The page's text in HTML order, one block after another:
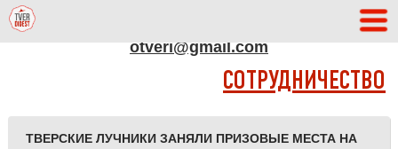
otveri@gmail.com
СОТРУДНИЧЕСТВО
ТВЕРСКИЕ ЛУЧНИКИ ЗАНЯЛИ ПРИЗОВЫЕ МЕСТА НА